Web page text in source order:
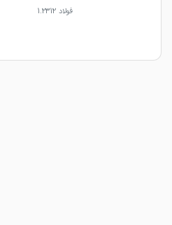
فولاد 1.2312